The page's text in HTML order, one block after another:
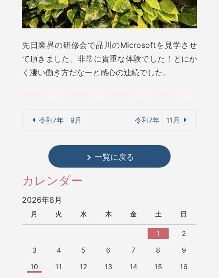
先日業界の研修会で品川のMicrosoftを見学させ
て頂きました。非常に貴重な体験でした！とにか
く凄い働き方だなーと感心の連続でした。
令和7年 9月 令和7年 11月
一覧に戻る
カレンダー
2026年8月
月 火 水 木 金 土 日
1
2
3
4 5 6 7 8
9
10
11 12 13 14 15
16